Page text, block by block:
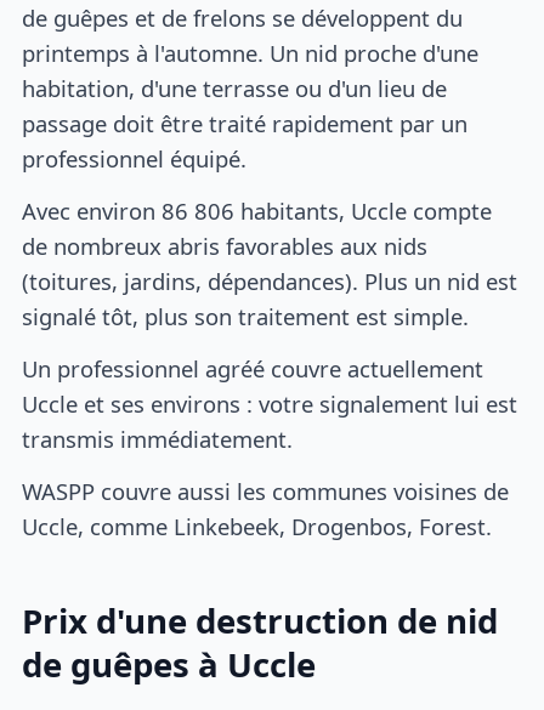
de guêpes et de frelons se développent du
printemps à l'automne. Un nid proche d'une
habitation, d'une terrasse ou d'un lieu de
passage doit être traité rapidement par un
professionnel équipé.
Avec environ 86 806 habitants, Uccle compte
de nombreux abris favorables aux nids
(toitures, jardins, dépendances). Plus un nid est
signalé tôt, plus son traitement est simple.
Un professionnel agréé couvre actuellement
Uccle et ses environs : votre signalement lui est
transmis immédiatement.
WASPP couvre aussi les communes voisines de
Uccle, comme Linkebeek, Drogenbos, Forest.
Prix d'une destruction de nid
de guêpes à Uccle